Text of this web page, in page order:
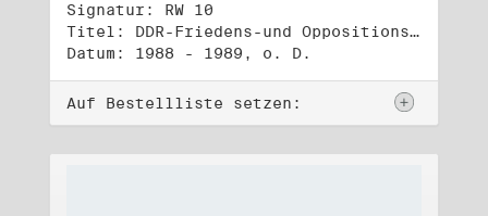
Signatur: RW 10
Titel: DDR-Friedens-und Oppositionsbewegung (3)
Datum: 1988 - 1989, o. D.
Auf Bestellliste setzen: